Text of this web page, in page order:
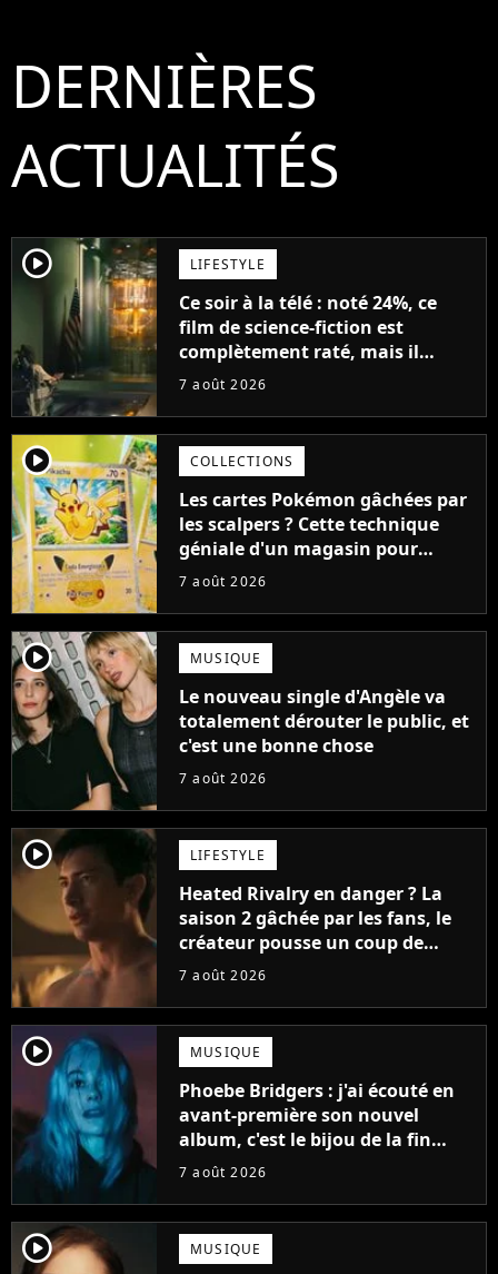
DERNIÈRES
ACTUALITÉS
player2 LIFESTYLE
Ce soir à la télé : noté 24%, ce
film de science-fiction est
complètement raté, mais il
aurait pu être encore pire à
7 août 2026
player2 COLLECTIONS
Les cartes Pokémon gâchées par
les scalpers ? Cette technique
géniale d'un magasin pour
ruiner les revendeurs
7 août 2026
player2 MUSIQUE
Le nouveau single d'Angèle va
totalement dérouter le public, et
c'est une bonne chose
7 août 2026
player2 LIFESTYLE
Heated Rivalry en danger ? La
saison 2 gâchée par les fans, le
créateur pousse un coup de
gueule
7 août 2026
player2 MUSIQUE
Phoebe Bridgers : j'ai écouté en
avant-première son nouvel
album, c'est le bijou de la fin
d'été
7 août 2026
player2 MUSIQUE